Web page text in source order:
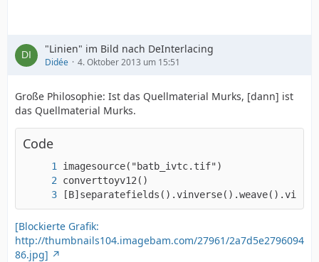
"Linien" im Bild nach DeInterlacing
Didée 4. Oktober 2013 um 15:51
Große Philosophie: Ist das Quellmaterial Murks, [dann] ist
das Quellmaterial Murks.
Code
[Blockierte Grafik:
http://thumbnails104.imagebam.com/27961/2a7d5e2796094
86.jpg]